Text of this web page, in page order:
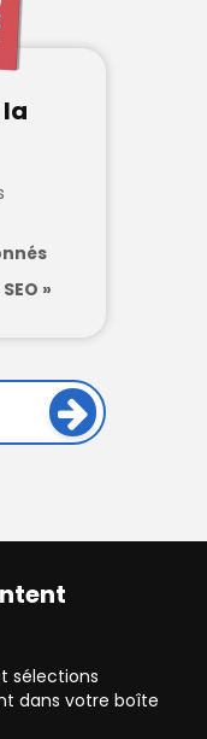
»
sélections
dans votre boîte